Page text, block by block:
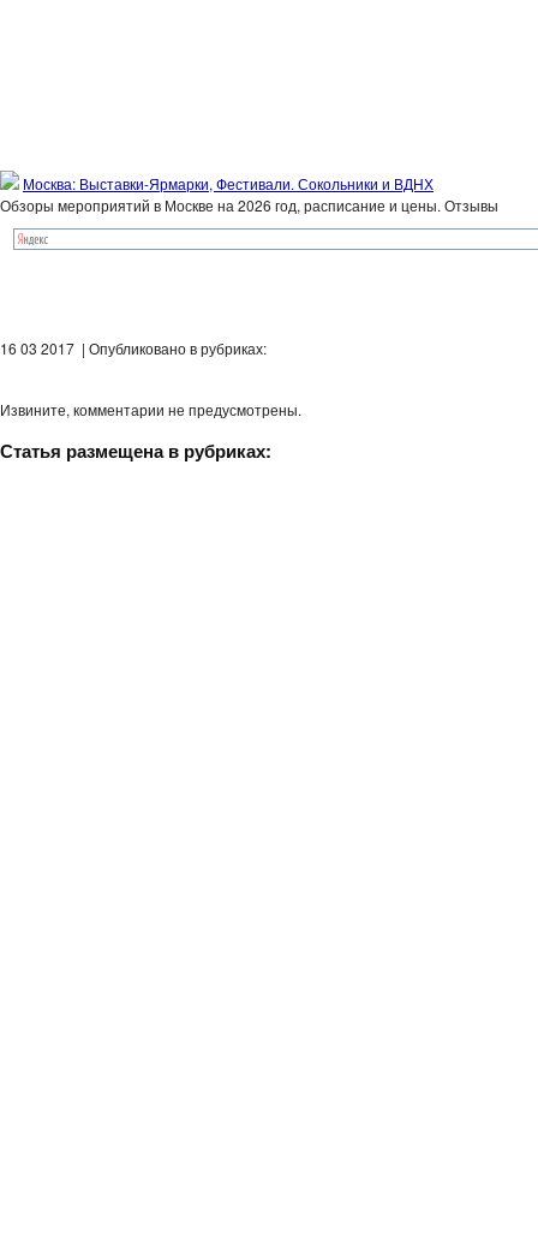
Москва: Выставки-Ярмарки, Фестивали. Сокольники и ВДНХ
Обзоры мероприятий в Москве на 2026 год, расписание и цены. Отзывы
16 03 2017 | Опубликовано в рубриках:
Извините, комментарии не предусмотрены.
Статья размещена в рубриках: